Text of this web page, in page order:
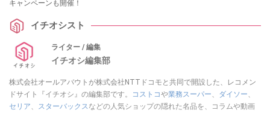
キャンペーンも開催！
イチオシスト
ライター / 編集
イチオシ編集部
株式会社オールアバウトが株式会社NTTドコモと共同で開設した、レコメン
ドサイト『イチオシ』の編集部です。
コストコや業務スーパー、 ダイソー、
セリア、 スターバックスなどの人気ショップの隠れた名品を、コラムや動画